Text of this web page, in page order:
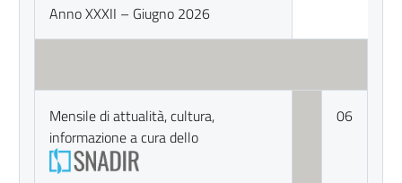
Anno XXXII – Giugno 2026
Mensile di attualità, cultura,
informazione a cura dello
06